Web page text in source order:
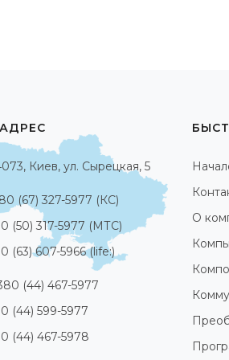
Киев, ул. Сырецкая, 5
(67) 327-5977 (КС)
(50) 317-5977 (МТС)
(63) 607-5966 (life:)
(44) 467-5977
(44) 599-5977
(44) 467-5978
О